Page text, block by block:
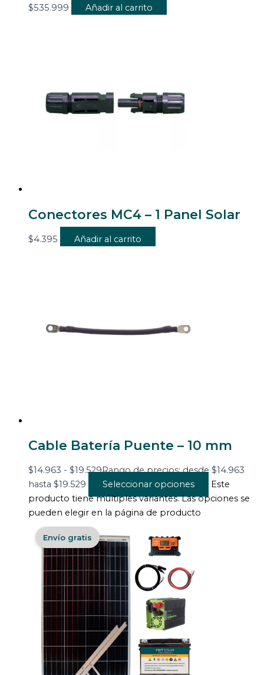
$535.999 Añadir al carrito
Conectores MC4 – 1 Panel Solar
$4.395 Añadir al carrito
Cable Batería Puente – 10 mm
$14.963 - $19.529Rango de precios: desde $14.963
hasta $19.529
Seleccionar opciones
Este
producto tiene múltiples variantes. Las opciones se
pueden elegir en la página de producto
Envío gratis